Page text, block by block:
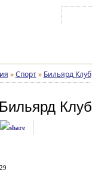
» Спорт » Бильярд Клуб
Бильярд Клуб